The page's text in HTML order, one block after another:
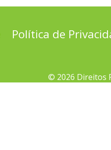
Política de
© 2026 Direitos